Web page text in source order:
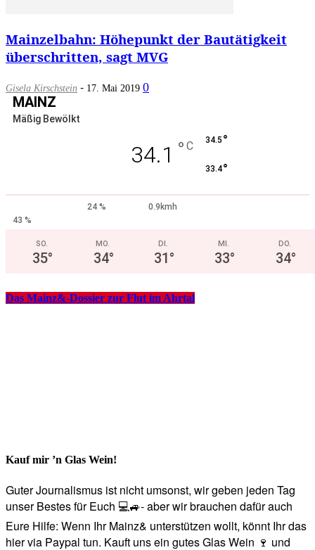
Mainzelbahn: Höhepunkt der Bautätigkeit
überschritten, sagt MVG
Gisela Kirschstein - 17. Mai 2019 0
MAINZ
Mäßig Bewölkt
34.1 ° C 34.5 °
33.4°
24 %
0.9kmh
43 %
SO.
35°
MO.
34°
DI.
31°
MI.
33°
DO.
34°
Das Mainz&-Dossier zur Flut im Ahrtal
Kauf mir ’n Glas Wein!
Guter Journalismus ist nicht umsonst, wir geben jeden Tag
unser Bestes für Euch 💻🚙- aber wir brauchen dafür auch
Eure Hilfe: Wenn Ihr Mainz& unterstützen wollt, könnt Ihr das
hier via Paypal tun. Kauft uns ein gutes Glas Wein 🍷 und